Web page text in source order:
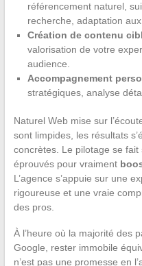
référencement naturel,
recherche, adaptation
Création de contenu
valorisation de votre
audience.
Accompagnement
stratégiques, analyse
Naturel Web mise sur
sont limpides, les résultats
concrètes. Le pilotage se
éprouvés pour vraiment
L’agence s’appuie sur une
rigoureuse et une vraie
des pros.
À l’heure où la majorité des
Google, rester immobile
n’est pas une promesse en